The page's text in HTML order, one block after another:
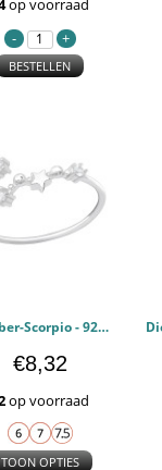
op voorraad
BESTELLEN
October-Scorpio - 925 sterling zilver Ringen Zirconia PCJW39349
€8,32
op voorraad
TOON OPTIES